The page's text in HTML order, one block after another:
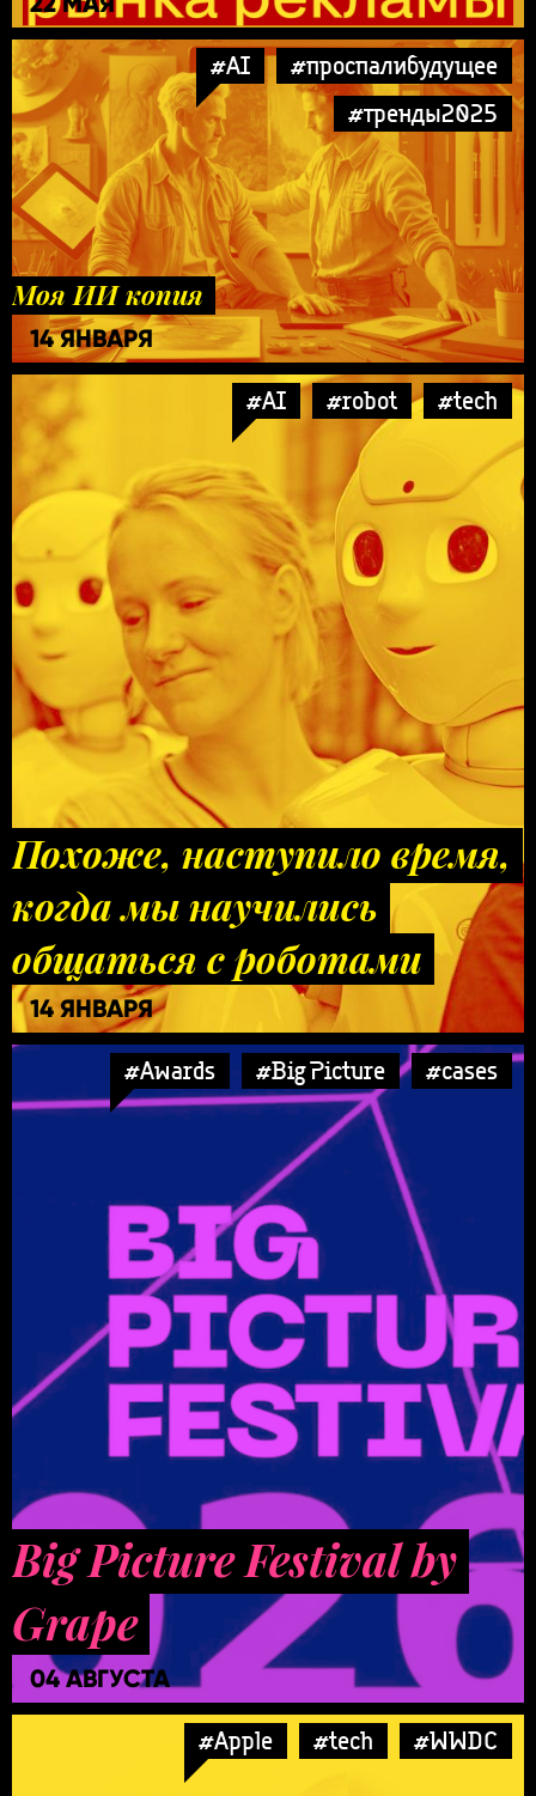
#AI
#проспалибудущее
#тренды2025
Моя ИИ копия
14 ЯНВАРЯ
#AI #robot #tech
Похоже, наступило время,
когда мы научились
общаться с роботами
14 ЯНВАРЯ
#Awards #Big Picture #cases
Big Picture Festival by
Grape
04 АВГУСТА
#Apple #tech #WWDC